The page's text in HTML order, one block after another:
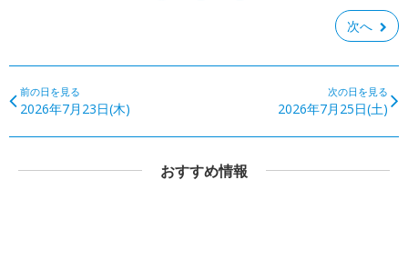
次へ
前の日を見る
2026年7月23日(木)
次の日を見る
2026年7月25日(土)
おすすめ情報